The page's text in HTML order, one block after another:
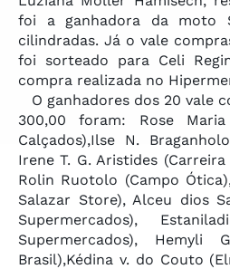
foi a ganhadora da moto
cilindradas. Já o vale
foi sorteado para Celi
compra realizada no
O ganhadores dos 20 vale
300,00 foram: Rose
Calçados),Ilse N.
Irene T. G. Aristides
Rolin Ruotolo (Campo
Salazar Store), Alceu dios
Supermercados),
Supermercados), Hemyli
Brasil),Kédina v. do Couto